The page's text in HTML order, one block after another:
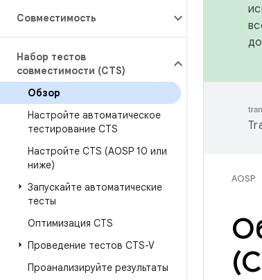
Совместимость
Набор тестов
совместимости (CTS)
Обзор
Настройте автоматическое
тестирование CTS
Настройте CTS (AOSP 10 или
ниже)
Запускайте автоматические
тесты
Оптимизация CTS
Проведение тестов CTS-V
Проанализируйте результаты
AOSP